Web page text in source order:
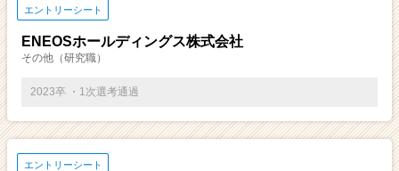
エントリーシート
ENEOSホールディングス株式会社
その他（研究職）
2023卒 ・1次選考通過
エントリーシート